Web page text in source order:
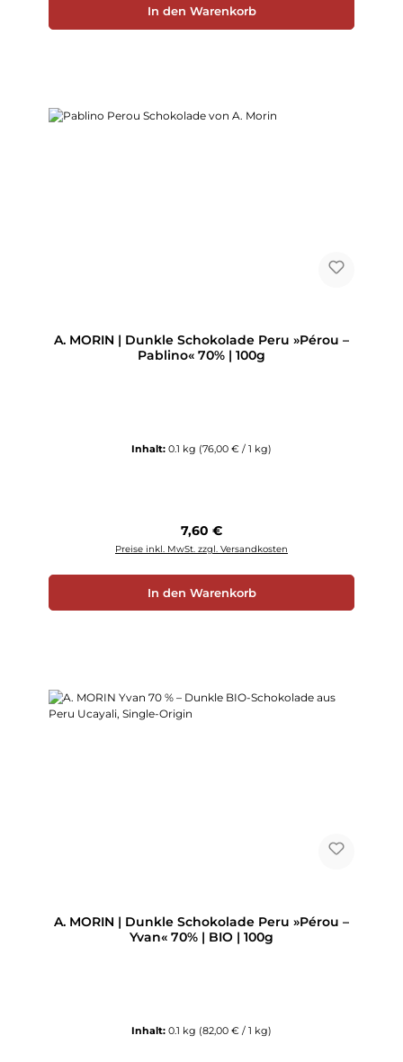
In den Warenkorb
A. MORIN | Dunkle Schokolade Peru »Pérou –
Pablino« 70% | 100g
Inhalt: 0.1 kg (76,00 € / 1 kg)
Regulärer Preis:
7,60 €
Preise inkl. MwSt. zzgl. Versandkosten
In den Warenkorb
A. MORIN | Dunkle Schokolade Peru »Pérou –
Yvan« 70% | BIO | 100g
Inhalt: 0.1 kg (82,00 € / 1 kg)